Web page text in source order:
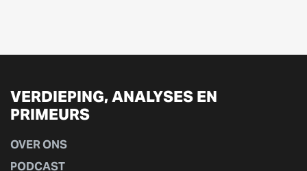
VERDIEPING, ANALYSES EN
PRIMEURS
OVER ONS
PODCAST